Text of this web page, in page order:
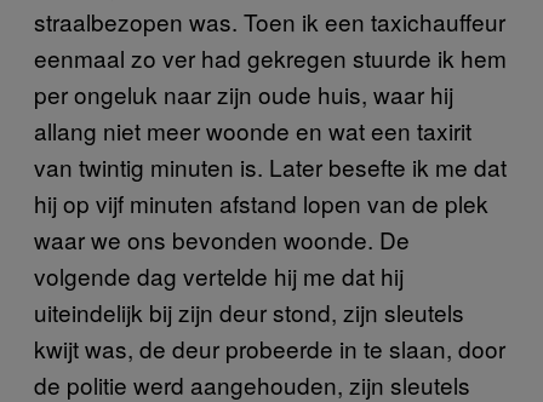
straalbezopen was. Toen ik een taxichauffeur
eenmaal zo ver had gekregen stuurde ik hem
per ongeluk naar zijn oude huis, waar hij
allang niet meer woonde en wat een taxirit
van twintig minuten is. Later besefte ik me dat
hij op vijf minuten afstand lopen van de plek
waar we ons bevonden woonde. De
volgende dag vertelde hij me dat hij
uiteindelijk bij zijn deur stond, zijn sleutels
kwijt was, de deur probeerde in te slaan, door
de politie werd aangehouden, zijn sleutels